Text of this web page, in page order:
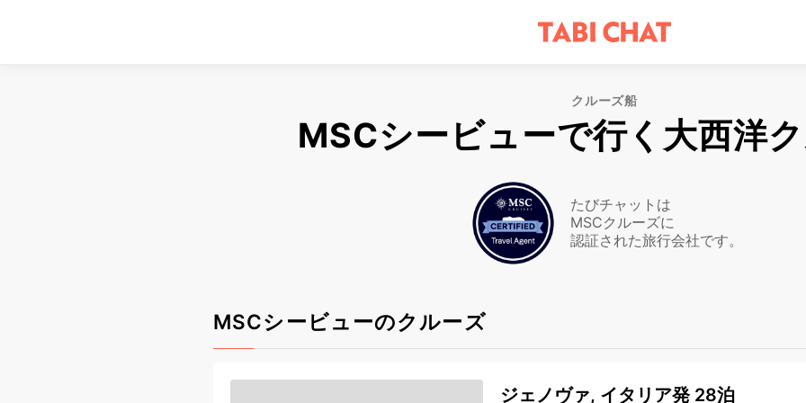
クルーズ船
MSCシービューで行く大西洋
たびチャットは
MSCクルーズに
認証された旅行会社です。
MSCシービューのクルーズ
ジェノヴァ, イタリア発 28泊